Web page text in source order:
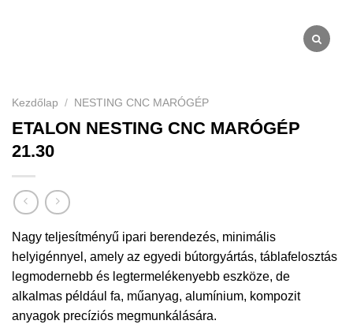
Kezdőlap / NESTING CNC MARÓGÉP
ETALON NESTING CNC MARÓGÉP
21.30
Nagy teljesítményű ipari berendezés, minimális
helyigénnyel, amely az egyedi bútorgyártás, táblafelosztás
legmodernebb és legtermelékenyebb eszköze, de
alkalmas például fa, műanyag, alumínium, kompozit
anyagok precíziós megmunkálására.